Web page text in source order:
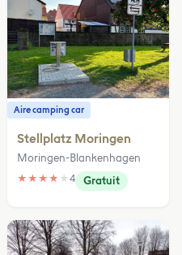
Aire camping car
Stellplatz Moringen
Moringen-Blankenhagen
★ ★ ★ ★ ★ 4 Gratuit